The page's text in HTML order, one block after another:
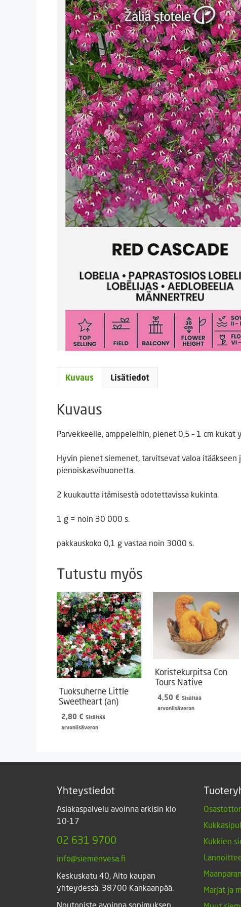
Kuvaus Lisätiedot
Kuvaus
Parvekkeelle, amppeleihin, pienet 0,5 – 1 cm kukat
Hyvin pienet siemenet, tarvitsevat valoa itääkseen
pienoiskasvihuonetta.
2 kuukautta itämisestä odotettavissa kukinta.
1 g = noin 30 000 s.
pakkauskoko 0,1 g vastaa noin 3000 s.
Tutustu myös
Tuoksuherne Little
Sweetheart (an)
2,80 € Sisältää
arvonlisäveron
Koristekurpitsa Con
Tours Native
4,50 € Sisältää
arvonlisäveron
Yhteystiedot
Asiakaspalvelu avoinna arkisin klo
10-17
02 631 9700
info@siemenvesa.fi
Keskuskatu 40, Aito kaupan
yhteydessä. 38700 Kankaanpää.
Noutopiste avoinna sopimuksen
Kukkien
Marjat ja